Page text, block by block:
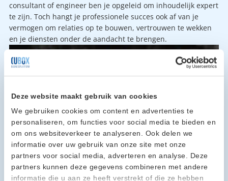
Deze website maakt gebruik van cookies
We gebruiken cookies om content en advertenties te
personaliseren, om functies voor social media te bieden en
om ons websiteverkeer te analyseren. Ook delen we
informatie over uw gebruik van onze site met onze
partners voor social media, adverteren en analyse. Deze
partners kunnen deze gegevens combineren met andere
informatie die u aan ze heeft verstrekt of die ze hebben
consultant of engineer ben je opgeleid om inhoudelijk expert
te zijn. Toch hangt je professionele succes ook af van je
vermogen om relaties op te bouwen, vertrouwen te wekken
en je diensten onder de aandacht te brengen.